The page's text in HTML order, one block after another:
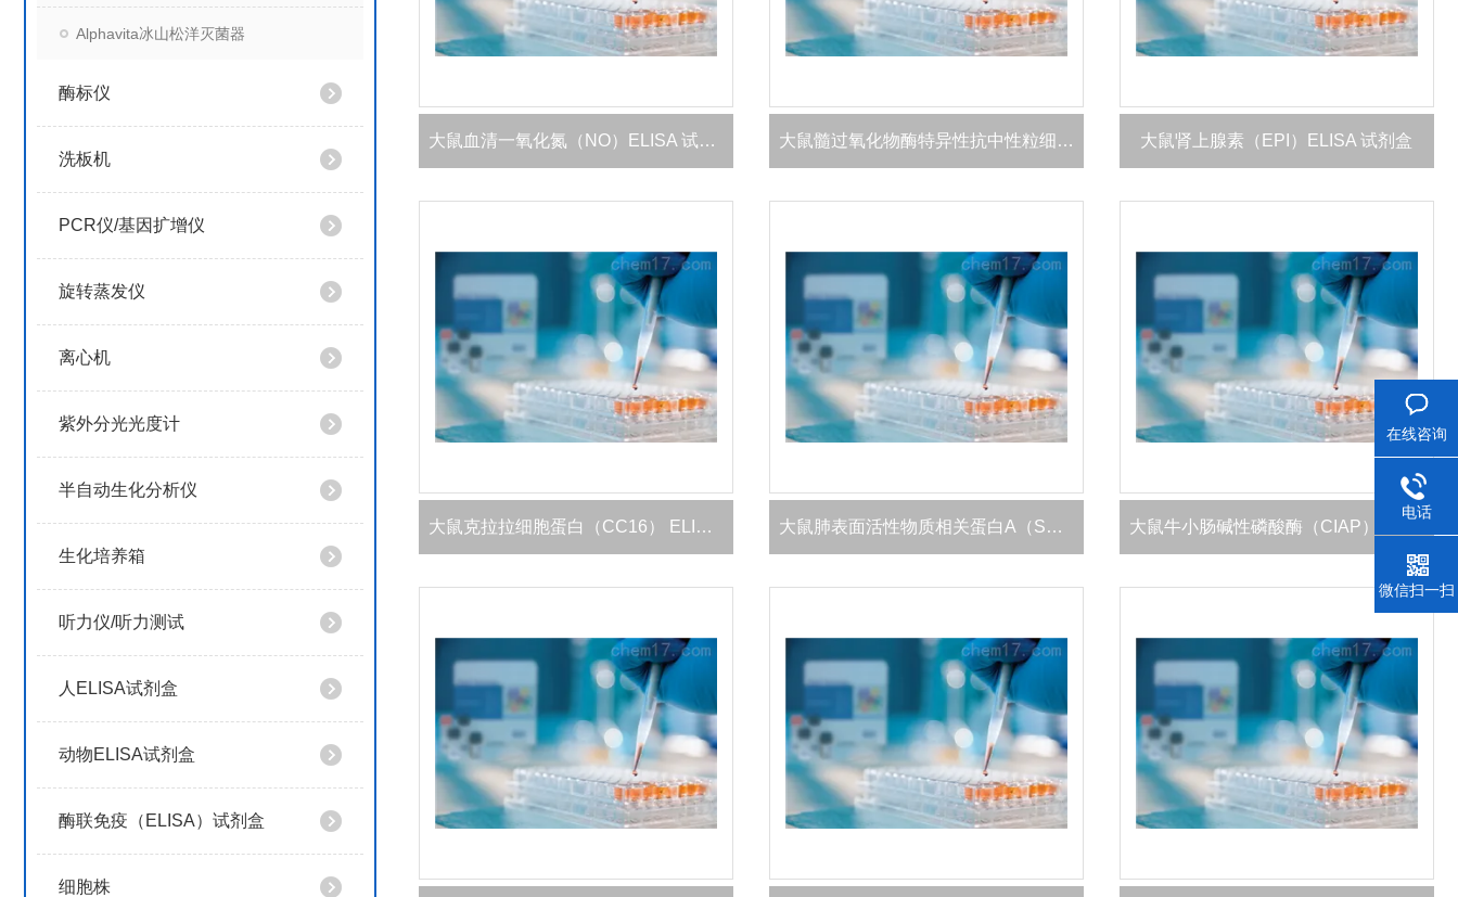
Alphavita冰山松洋灭菌器
酶标仪
洗板机
PCR仪/基因扩增仪
旋转蒸发仪
离心机
紫外分光光度计
半自动生化分析仪
生化培养箱
听力仪/听力测试
人ELISA试剂盒
动物ELISA试剂盒
酶联免疫（ELISA）试剂盒
细胞株
大鼠血清一氧化氮（NO）ELISA 试剂盒 大鼠髓过氧化物酶特异性抗中性粒细胞胞质抗体IgG（MPO-ANCA IgG）ELISA 试剂盒 大鼠肾上腺素（EPI）ELISA 试剂盒
大鼠克拉拉细胞蛋白（CC16） ELISA 试剂盒 大鼠肺表面活性物质相关蛋白A（SP-A）ELISA 试剂盒
在线咨询
电话
微信扫一扫